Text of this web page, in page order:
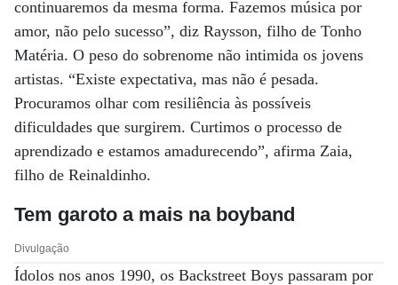
continuaremos da mesma forma. Fazemos música por
amor, não pelo sucesso”, diz Raysson, filho de Tonho
Matéria. O peso do sobrenome não intimida os jovens
artistas. “Existe expectativa, mas não é pesada.
Procuramos olhar com resiliência às possíveis
dificuldades que surgirem. Curtimos o processo de
aprendizado e estamos amadurecendo”, afirma Zaia,
filho de Reinaldinho.
Tem garoto a mais na boyband
Divulgação
Ídolos nos anos 1990, os Backstreet Boys passaram por